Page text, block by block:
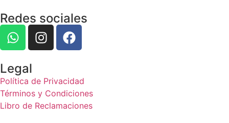
Redes sociales
Legal
Política de Privacidad
Términos y Condiciones
Libro de Reclamaciones